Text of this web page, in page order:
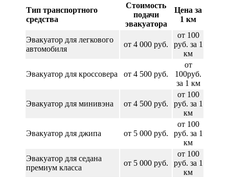
Тип транспортного
средства
Стоимость
подачи
эвакуатора
Цена за
1 км
Эвакуатор для легкового
автомобиля
от 4 000 руб.
от 100
руб. за 1
км
Эвакуатор для кроссовера от 4 500 руб.
от
100руб.
за 1 км
Эвакуатор для минивэна от 4 500 руб.
от 100
руб. за 1
км
Эвакуатор для джипа от 5 000 руб.
от 100
руб. за 1
км
Эвакуатор для седана
премиум класса
от 5 000 руб.
от 100
руб. за 1
км